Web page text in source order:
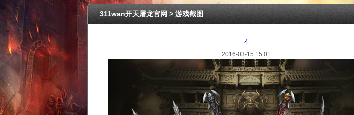
311wan开天屠龙官网>游戏截图
4
2016-03-15 15:01